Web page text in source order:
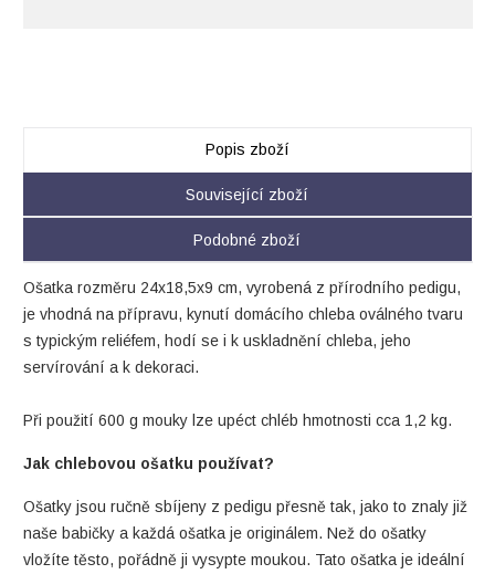
Popis zboží
Související zboží
Podobné zboží
Ošatka rozměru 24x18,5x9 cm, vyrobená z přírodního pedigu,
je vhodná na přípravu, kynutí domácího chleba oválného tvaru
s typickým reliéfem, hodí se i k uskladnění chleba, jeho
servírování a k dekoraci.
Při použití 600 g mouky lze upéct chléb hmotnosti cca 1,2 kg.
Jak chlebovou ošatku používat?
Ošatky jsou ručně sbíjeny z pedigu přesně tak, jako to znaly již
naše babičky a každá ošatka je originálem. Než do ošatky
vložíte těsto, pořádně ji vysypte moukou. Tato ošatka je ideální